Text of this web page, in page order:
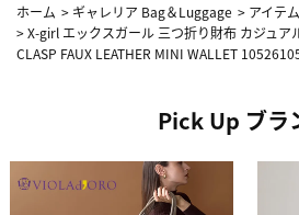
ホーム > ギャレリア Bag＆Luggage > アイテ
>X-girl エックスガール 三つ折り財布 カジュア
CLASP FAUX LEATHER MINI WALLET
Pick Up ブラ